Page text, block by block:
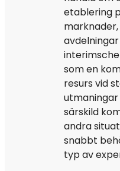
etablering
som en
resurs vid
särskild
andra
snabbt
typ av